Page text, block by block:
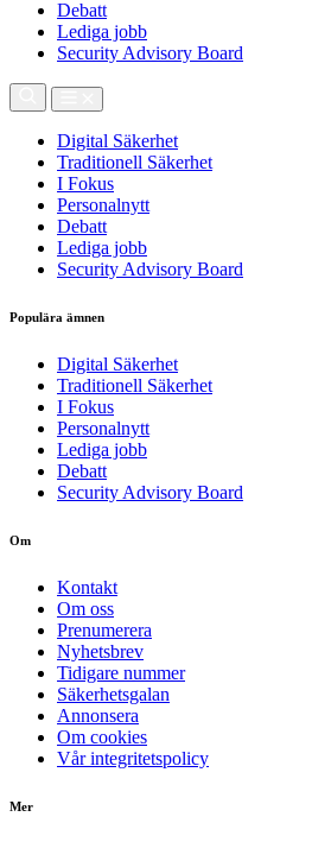
Debatt
Lediga jobb
Security Advisory Board
Digital Säkerhet
Traditionell Säkerhet
I Fokus
Personalnytt
Debatt
Lediga jobb
Security Advisory Board
Populära ämnen
Digital Säkerhet
Traditionell Säkerhet
I Fokus
Personalnytt
Lediga jobb
Debatt
Security Advisory Board
Om
Kontakt
Om oss
Prenumerera
Nyhetsbrev
Tidigare nummer
Säkerhetsgalan
Annonsera
Om cookies
Vår integritetspolicy
Mer